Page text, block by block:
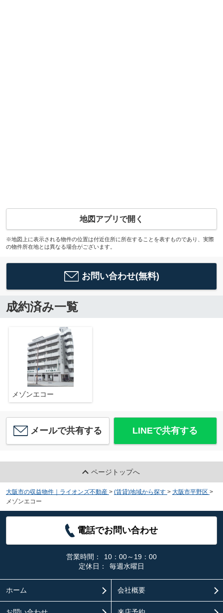
地図アプリで開く
※地図上に表示される物件の位置は付近住所に所在することを表すものであり、実際
の物件所在地とは異なる場合がございます。
お問い合わせ(無料)
成約済み一覧
メゾンエコー
メールで共有する LINEで共有する
ページトップへ
大阪市の収益物件｜ライオンズ不動産 > (賃貸)地域から探す > 大阪市平野区 >
メゾンエコー
電話でお問い合わせ
営業時間：
10：00～19：00
定休日：
毎週水曜日
ホーム 会社概要